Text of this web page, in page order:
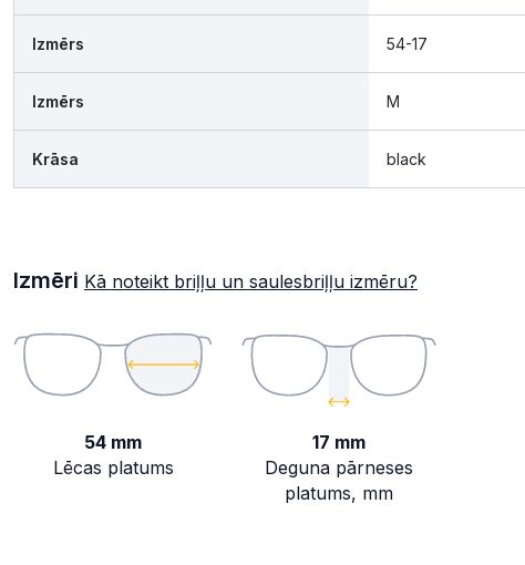
Izmērs 54-17
Izmērs M
Krāsa black
Izmēri Kā noteikt briļļu un saulesbriļļu izmēru?
54 mm
Lēcas platums
17 mm
Deguna pārneses
platums, mm